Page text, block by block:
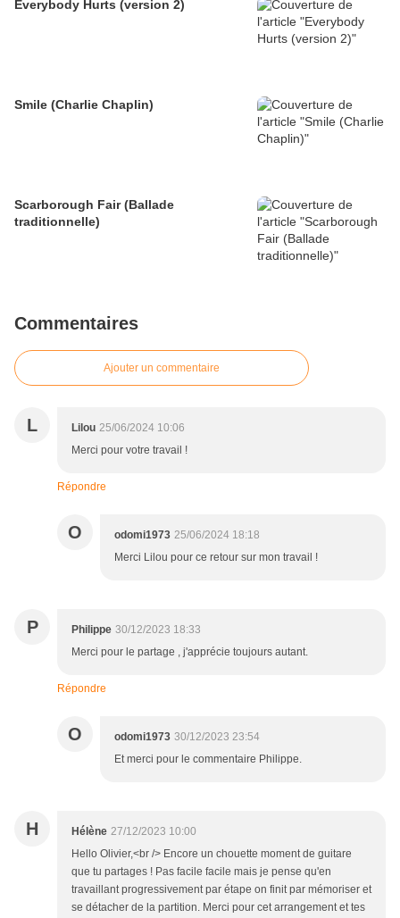
Everybody Hurts (version 2)
Smile (Charlie Chaplin)
Scarborough Fair (Ballade
traditionnelle)
Commentaires
Ajouter un commentaire
L Lilou 25/06/2024 10:06
Merci pour votre travail !
Répondre
O odomi1973 25/06/2024 18:18
Merci Lilou pour ce retour sur mon travail !
P Philippe 30/12/2023 18:33
Merci pour le partage , j'apprécie toujours autant.
Répondre
O odomi1973 30/12/2023 23:54
Et merci pour le commentaire Philippe.
H Hélène 27/12/2023 10:00
Hello Olivier,<br /> Encore un chouette moment de guitare
que tu partages ! Pas facile facile mais je pense qu'en
travaillant progressivement par étape on finit par mémoriser et
se détacher de la partition. Merci pour cet arrangement et tes